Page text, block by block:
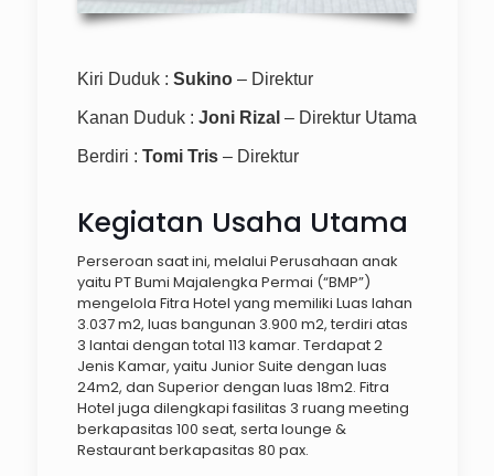
Kiri Duduk : Sukino– Direktur
Kanan Duduk : Joni Rizal – Direktur Utama
Berdiri : Tomi Tris – Direktur
Kegiatan Usaha Utama
Perseroan saat ini, melalui Perusahaan anak
yaitu PT Bumi Majalengka Permai (“BMP”)
mengelola Fitra Hotel yang memiliki Luas lahan
3.037 m2, luas bangunan 3.900 m2, terdiri atas
3 lantai dengan total 113 kamar. Terdapat 2
Jenis Kamar, yaitu Junior Suite dengan luas
24m2, dan Superior dengan luas 18m2. Fitra
Hotel juga dilengkapi fasilitas 3 ruang meeting
berkapasitas 100 seat, serta lounge &
Restaurant berkapasitas 80 pax.